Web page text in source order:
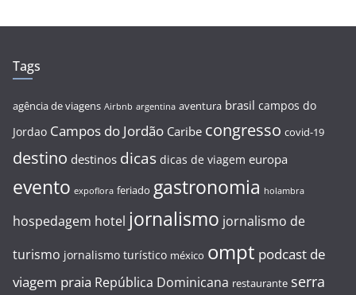
Tags
agência de viagens Airbnb argentina aventura brasil campos do
Jordao Campos do Jordão Caribe congresso covid-19
destino destinos dicas dicas de viagem europa
evento expoflora feriado gastronomia holambra
hospedagem hotel jornalismo jornalismo de
turismo jornalismo turístico méxico ompt podcast de
viagem praia República Dominicana restaurante serra